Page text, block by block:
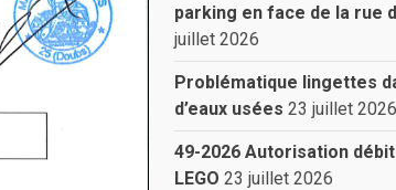
parking en face de la rue
juillet 2026
Problématique lingettes
d’eaux usées 23 juillet 2026
49-2026 Autorisation
LEGO 23 juillet 2026